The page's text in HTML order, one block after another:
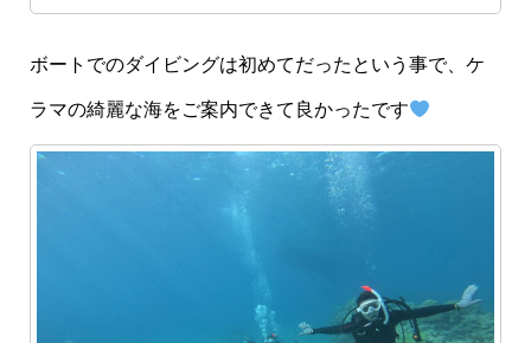
ボートでのダイビングは初めてだったという事で、ケ
ラマの綺麗な海をご案内できて良かったです